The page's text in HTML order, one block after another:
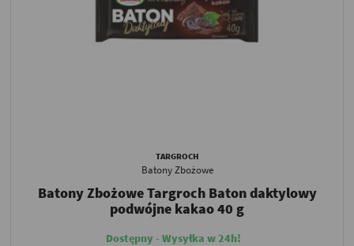
TARGROCH
Batony Zbożowe
Batony Zbożowe Targroch Baton daktylowy
podwójne kakao 40 g
Dostępny - Wysyłka w 24h!